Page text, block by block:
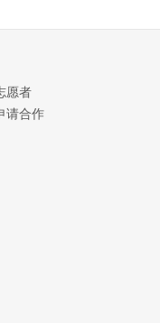
愿者
请合作